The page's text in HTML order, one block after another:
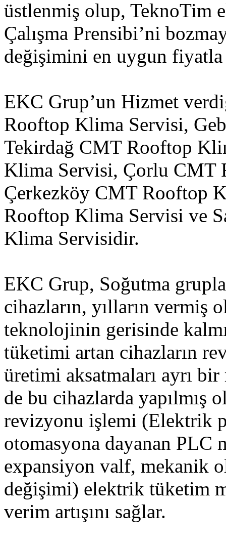
üstlenmiş olup,
Çalışma Prensibi’ni
değişimini en uygun fiyatla
EKC Grup’un Hizmet
Rooftop Klima Servisi,
Tekirdağ CMT Rooftop
Klima Servisi, Çorlu CMT
Çerkezköy CMT Rooftop
Rooftop Klima Servisi ve
Klima Servisidir.
EKC Grup, Soğutma
cihazların, yılların vermiş
teknolojinin gerisinde
tüketimi artan cihazların
üretimi aksatmaları ayrı
de bu cihazlarda yapılmış
revizyonu işlemi (Elektrik
otomasyona dayanan
expansiyon valf, mekanik
değişimi) elektrik tüketim
verim artışını sağlar.